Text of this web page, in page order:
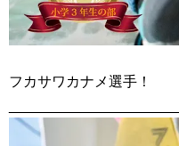
フカサワカナメ選手！